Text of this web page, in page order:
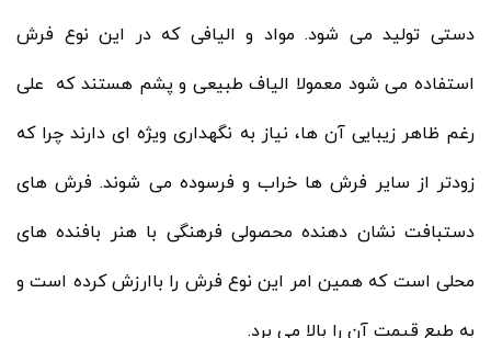
دستی تولید می شود. مواد و الیافی که در این نوع فرش
استفاده می شود معمولا الیاف طبیعی و پشم هستند که علی
رغم ظاهر زیبایی آن ها، نیاز به نگهداری ویژه ای دارند چرا که
زودتر از سایر فرش ها خراب و فرسوده می شوند. فرش های
دستبافت نشان دهنده محصولی فرهنگی با هنر بافنده های
محلی است که همین امر این نوع فرش را باارزش کرده است و
به طبع قیمت آن را بالا می برد.